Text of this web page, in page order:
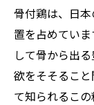
骨付鶏は、日
置を占めてい
して骨から出
欲をそそるこ
て知られるこ